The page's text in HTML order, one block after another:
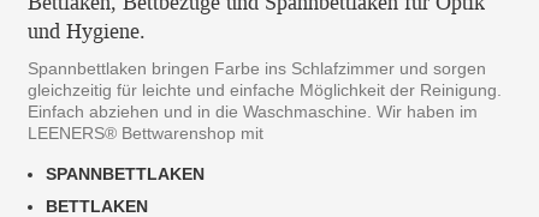
und Hygiene.
Spannbettlaken bringen Farbe ins Schlafzimmer und sorgen
gleichzeitig für leichte und einfache Möglichkeit der Reinigung.
Einfach abziehen und in die Waschmaschine. Wir haben im
LEENERS® Bettwarenshop mit
SPANNBETTLAKEN
BETTLAKEN